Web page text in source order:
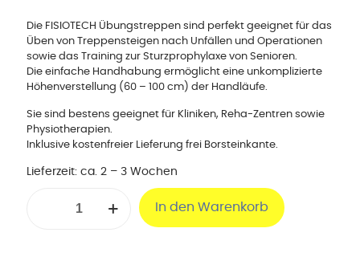
Die FISIOTECH Übungstreppen sind perfekt geeignet für das
Üben von Treppensteigen nach Unfällen und Operationen
sowie das Training zur Sturzprophylaxe von Senioren.
Die einfache Handhabung ermöglicht eine unkomplizierte
Höhenverstellung (60 – 100 cm) der Handläufe.
Sie sind bestens geeignet für Kliniken, Reha-Zentren sowie
Physiotherapien.
Inklusive kostenfreier Lieferung frei Borsteinkante.
Lieferzeit: ca. 2 – 3 Wochen
In den Warenkorb